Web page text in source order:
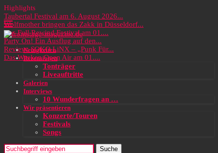
Highlights
Taubertal Festival am 6. August 2026...
Wolfmother bringen das Zakk in Düsseldorf...
Das Full Rewind Festival am 01....
Party On! Ein Ausflug auf den...
Review: SOKO LiNX – „Punk Für...
Das Wacken Open Air am 01....
Neuigkeiten
Rezensionen
Tonträger
Liveauftritte
Galerien
Interviews
10 Wunderfragen an …
Wir präsentieren
Konzerte/Touren
Festivals
Songs
Suche